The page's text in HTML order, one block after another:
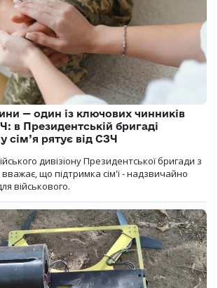
— один із ключових чинників
в Президентській бригаді
сім’я рятує від СЗЧ
дивізіону Президентської бригади з
що підтримка сім'ї - надзвичайно
військового.